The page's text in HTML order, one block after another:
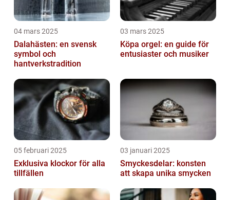
04 mars 2025
Dalahästen: en svensk
symbol och
hantverkstradition
03 mars 2025
Köpa orgel: en guide för
entusiaster och musiker
05 februari 2025
Exklusiva klockor för alla
tillfällen
03 januari 2025
Smyckesdelar: konsten
att skapa unika smycken